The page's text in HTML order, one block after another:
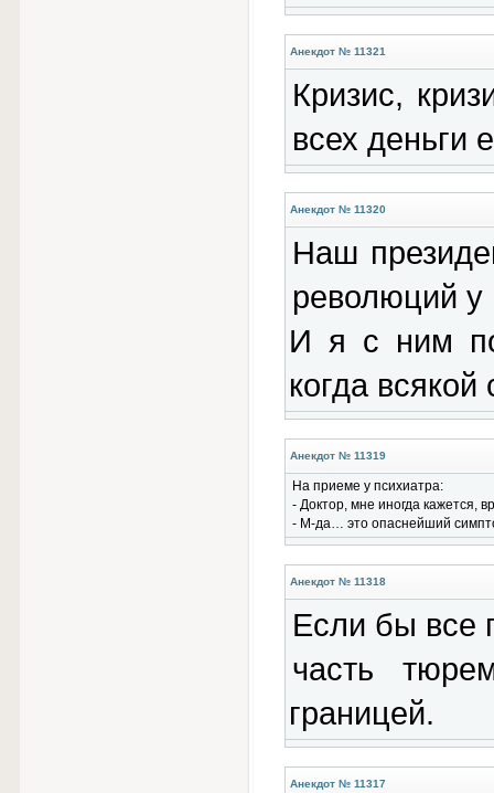
Анекдот № 11321
Кризис,
всех деньги
Анекдот № 11320
Наш
революций у
И я с ним
когда
Анекдот № 11319
На приеме у психиатра:
- Доктор, мне иногда кажется,
- М-да… это опаснейший
Анекдот № 11318
Если бы все
часть
границей.
Анекдот № 11317